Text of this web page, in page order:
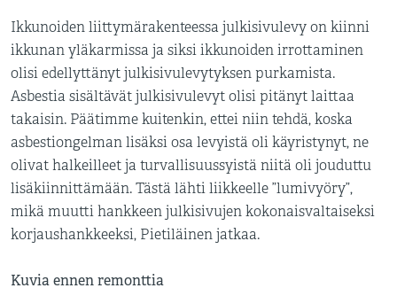
Ikkunoiden liittymärakenteessa julkisivulevy on kiinni
ikkunan yläkarmissa ja siksi ikkunoiden irrottaminen
olisi edellyttänyt julkisivulevytyksen purkamista.
Asbestia sisältävät julkisivulevyt olisi pitänyt laittaa
takaisin. Päätimme kuitenkin, ettei niin tehdä, koska
asbestiongelman lisäksi osa levyistä oli käyristynyt, ne
olivat halkeilleet ja turvallisuussyistä niitä oli jouduttu
lisäkiinnittämään. Tästä lähti liikkeelle ”lumivyöry”,
mikä muutti hankkeen julkisivujen kokonaisvaltaiseksi
korjaushankkeeksi, Pietiläinen jatkaa.
Kuvia ennen remonttia